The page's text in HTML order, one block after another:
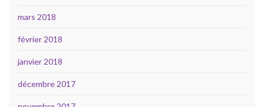
mars 2018
février 2018
janvier 2018
décembre 2017